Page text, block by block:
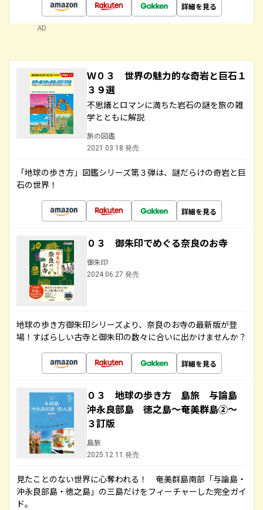
詳細を見る
AD
Ｗ０３ 世界の魅力的な奇岩と巨石１
３９選
不思議とロマンに満ちた岩石の謎を旅の雑
学とともに解説
旅の図鑑
2021.03.18 発売
「地球の歩き方」図鑑シリーズ第３弾は、謎だらけの奇岩と巨
石の世界！
詳細を見る
０３ 御朱印でめぐる奈良のお寺
御朱印
2024.06.27 発売
地球の歩き方御朱印シリーズより、奈良のお寺の最新版が登
場！すばらしい古寺と御朱印の数々に合いに出かけませんか？
詳細を見る
０３ 地球の歩き方 島旅 与論島
沖永良部島 徳之島～奄美群島②～
３訂版
島旅
2025.12.11 発売
見たことのない世界に心奪われる！ 奄美群島南部「与論島・
沖永良部島・徳之島」の三島だけをフィーチャーした完全ガイ
ド。